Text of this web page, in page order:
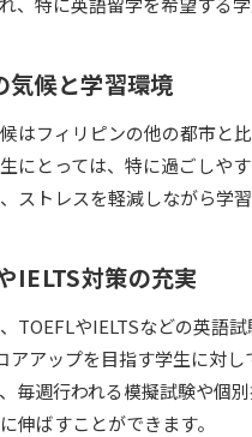
気候と学習環境
はフィリピンの他の都市と
にとっては、特に過ごしや
ストレスを軽減しながら学
IELTS対策の充実
TOEFLやIELTSなどの英語
アアップを目指す学生に対
毎週行われる模擬試験や個
伸ばすことができます。